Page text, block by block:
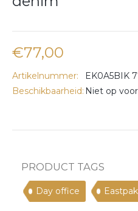
€77,00
Artikelnummer:
EK0A5BIK
Beschikbaarheid: Niet op
PRODUCT TAGS
Day office Eastpak